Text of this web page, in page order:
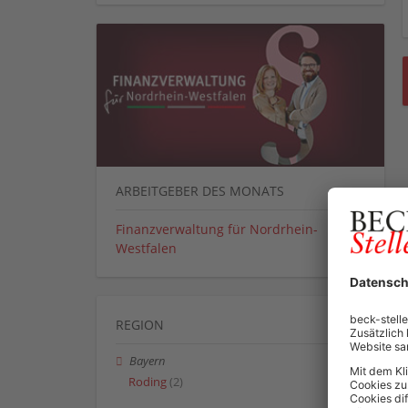
ARBEITGEBER DES MONATS
Finanzverwaltung für Nordrhein-
Westfalen
REGION
Bayern
Roding (2)